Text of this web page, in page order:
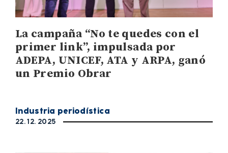
La campaña “No te quedes con el
primer link”, impulsada por
ADEPA, UNICEF, ATA y ARPA, ganó
un Premio Obrar
Industria periodística
22. 12. 2025